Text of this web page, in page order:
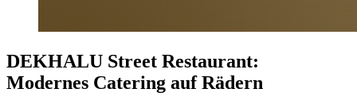
DEKHALU Street Restaurant:
Modernes Catering auf Rädern